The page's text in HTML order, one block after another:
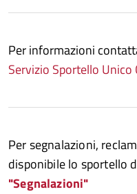
Per informazioni
Servizio Sportello Unico
Per segnalazioni,
disponibile lo sportello
"Segnalazioni"